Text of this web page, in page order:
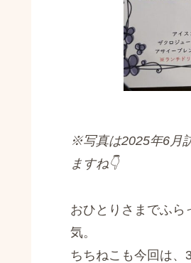
※写真は2025年6月
ますね👇
おひとりさまでふら
気。
ちちねこも今回は、